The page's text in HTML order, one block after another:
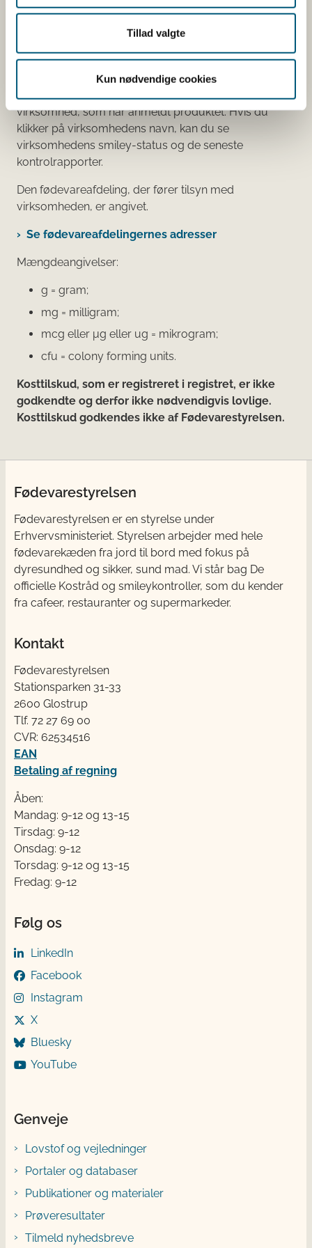
Tillad valgte
Kun nødvendige cookies
Du kan som forbruger læse mere om kosttilskud
Du kan også finde kontaktoplysninger på den
virksomhed, som har anmeldt produktet. Hvis du
klikker på virksomhedens navn, kan du se
virksomhedens smiley-status og de seneste
kontrolrapporter.
Den fødevareafdeling, der fører tilsyn med
virksomheden, er angivet.
Se fødevareafdelingernes adresser
Mængdeangivelser:
g = gram;
mg = milligram;
mcg eller μg eller ug = mikrogram;
cfu = colony forming units.
Kosttilskud, som er registreret i registret, er ikke
godkendte og derfor ikke nødvendigvis lovlige.
Kosttilskud godkendes ikke af Fødevarestyrelsen.
Fødevarestyrelsen
Fødevarestyrelsen er en styrelse under
Erhvervsministeriet. Styrelsen arbejder med hele
fødevarekæden fra jord til bord med fokus på
dyresundhed og sikker, sund mad. Vi står bag De
officielle Kostråd og smileykontroller, som du kender
fra cafeer, restauranter og supermarkeder.
Kontakt
Fødevarestyrelsen
Stationsparken 31-33
2600 Glostrup
Tlf. 72 2​​​7 69 00
CVR: 62534516
EAN
Betaling af regning
Åben:
Mandag: 9-12 og 13-15
Tirsdag: 9-12
Onsdag: 9-12
Torsdag: 9-12 og 13-15
Fredag: 9-12
Følg os
LinkedIn
Facebook
Instagram
X
Bluesky
YouTube
Genveje
Lovstof og vejledninger
Portaler og databaser
Publikationer og materialer
Prøveresultater
Tilmeld nyhedsbreve